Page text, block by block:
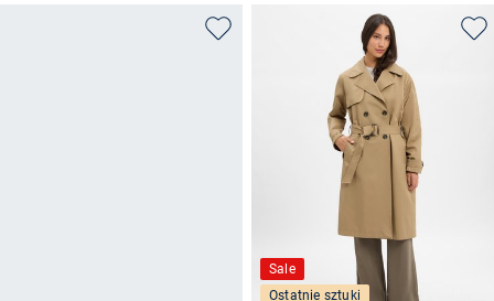
Sale
Ostatnie sztuki